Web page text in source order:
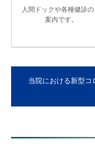
人間ドックや各種健診
案内です。
当院における新型